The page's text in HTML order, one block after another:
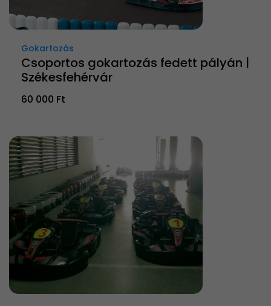
Gokartozás
Csoportos gokartozás fedett pályán |
Székesfehérvár
60 000 Ft